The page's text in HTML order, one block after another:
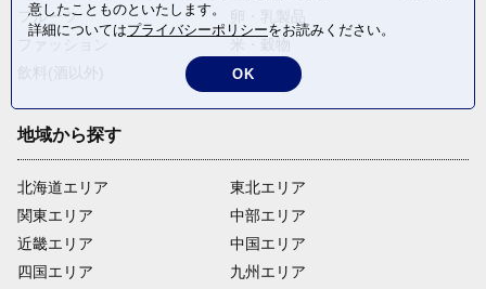
フルーツ
返礼品なし
地域から探す
北海道エリア
関東エリア
近畿エリア
四国エリア
東北エリア
中部エリア
中国エリア
九州エリア
意したことものといたします。
詳細についてはプライバシーポリシーをお読みください。
OK